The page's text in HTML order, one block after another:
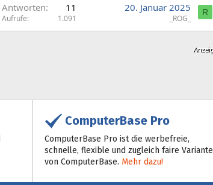
Antworten 11
Aufrufe 1.091
20. Januar 2025
_ROG_
R
ComputerBase Pro
ComputerBase Pro ist die werbefreie,
schnelle, flexible und zugleich faire Variante
von ComputerBase. Mehr dazu!